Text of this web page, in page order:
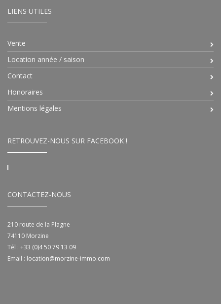
LIENS UTILES
Vente
Location année / saison
Contact
Honoraires
Mentions légales
RETROUVEZ-NOUS SUR FACEBOOK !
CONTACTEZ-NOUS
210 route de la Plagne
74110 Morzine
Tél : +33 (0)4 50 79 13 09
Email : location@morzine-immo.com